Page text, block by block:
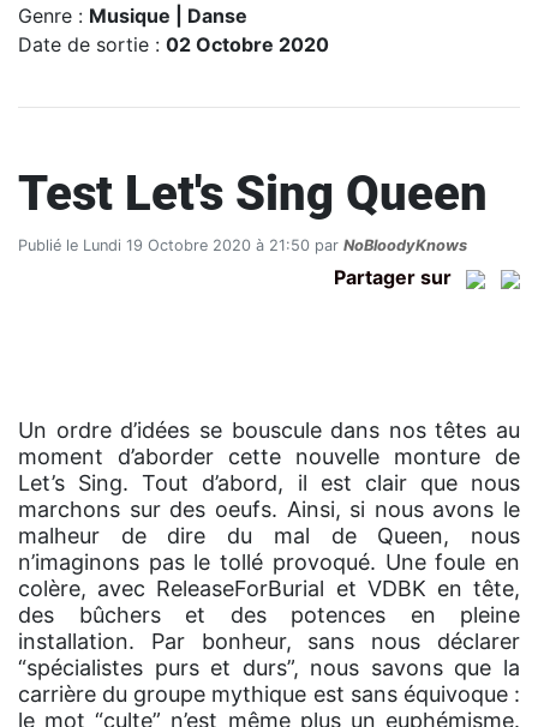
Genre : Musique | Danse
Date de sortie : 02 Octobre 2020
Test Let's Sing Queen
Publié le Lundi 19 Octobre 2020 à 21:50 par NoBloodyKnows
Partager sur
Un ordre d’idées se bouscule dans nos têtes au
moment d’aborder cette nouvelle monture de
Let’s Sing. Tout d’abord, il est clair que nous
marchons sur des oeufs. Ainsi, si nous avons le
malheur de dire du mal de Queen, nous
n’imaginons pas le tollé provoqué. Une foule en
colère, avec ReleaseForBurial et VDBK en tête,
des bûchers et des potences en pleine
installation. Par bonheur, sans nous déclarer
“spécialistes purs et durs”, nous savons que la
carrière du groupe mythique est sans équivoque :
le mot “culte” n’est même plus un euphémisme.